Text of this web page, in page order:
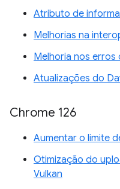
Atributo de
Melhorias na
Melhoria nos
Atualizações do
Chrome 126
Aumentar o limite
Otimização do
Vulkan